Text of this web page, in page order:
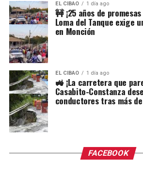
EL CIBAO 1 día ago
🚧 ¡25 años de
Loma del Tanque exige
en Monción
EL CIBAO 1 día ago
🚜 ¡La carretera que
Casabito-Constanza
conductores tras más
FACEBOOK